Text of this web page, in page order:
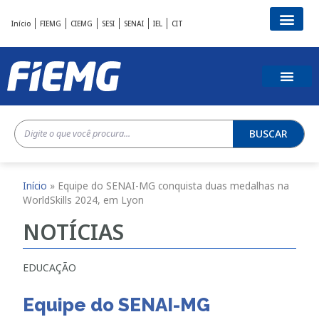
Início FIEMG CIEMG SESI SENAI IEL CIT
BUSCAR
Início » Equipe do SENAI-MG conquista duas medalhas na
WorldSkills 2024, em Lyon
NOTÍCIAS
EDUCAÇÃO
Equipe do SENAI-MG